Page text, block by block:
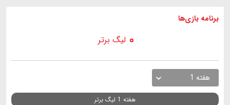
برنامه بازی ها
لیگ برتر
هفته 1
هفته 1 لیگ برتر